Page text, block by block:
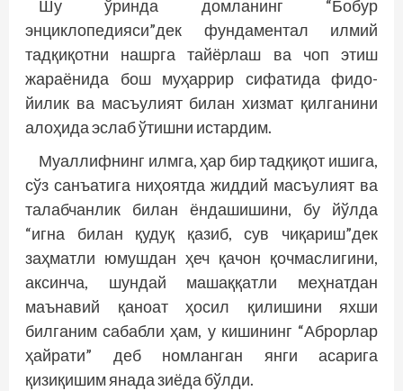
Шу ўринда домланинг “Бобур
энциклопедияси”дек фундаментал илмий
тадқиқотни нашрга тайёрлаш ва чоп этиш
жараёнида бош муҳаррир сифатида фидо­
йилик ва масъулият билан хизмат қилганини
алоҳида эслаб ўтишни истардим.
Муаллифнинг илмга, ҳар бир тадқиқот ишига,
сўз санъатига ниҳоятда жиддий масъулият ва
талабчанлик билан ёндашишини, бу йўлда
“игна билан қудуқ қазиб, сув чиқариш”дек
заҳматли юмушдан ҳеч қачон қочмаслигини,
аксинча, шундай машаққатли меҳнатдан
маънавий қаноат ҳосил қилишини яхши
билганим сабабли ҳам, у кишининг “Аброрлар
ҳайрати” деб номланган янги асарига
қизиқишим янада зиёда бўлди.